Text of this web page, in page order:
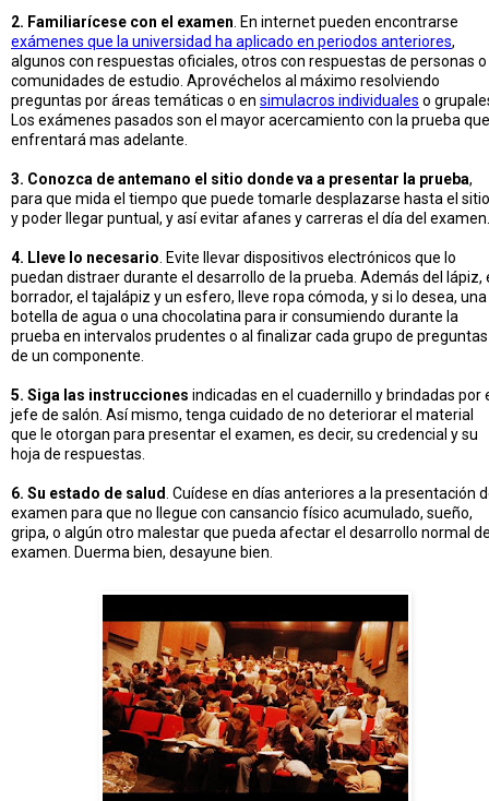
2. Familiarícese con el examen . En internet pueden encontrarse
exámenes que la universidad ha aplicado en periodos anteriores,
algunos con respuestas oficiales, otros con respuestas de personas o
comunidades de estudio. Aprovéchelos al máximo resolviendo
preguntas por áreas temáticas o en simulacros individuales o
Los exámenes pasados son el mayor acercamiento con la prueba que
enfrentará mas adelante.
3. Conozca de antemano el sitio donde va a presentar la prueba,
para que mida el tiempo que puede tomarle desplazarse hasta el sitio
y poder llegar puntual, y así evitar afanes y carreras el día del examen.
4. Lleve lo necesario . Evite llevar dispositivos electrónicos que lo
puedan distraer durante el desarrollo de la prueba. Además del lápiz,
borrador, el tajalápiz y un esfero, lleve ropa cómoda, y si lo desea, una
botella de agua o una chocolatina para ir consumiendo durante la
prueba en intervalos prudentes o al finalizar cada grupo de preguntas
de un componente.
5. Siga las instrucciones indicadas en el cuadernillo y brindadas por
jefe de salón. Así mismo, tenga cuidado de no deteriorar el material
que le otorgan para presentar el examen, es decir, su credencial y su
hoja de respuestas.
6. Su estado de salud . Cuídese en días anteriores a la presentación
examen para que no llegue con cansancio físico acumulado, sueño,
gripa, o algún otro malestar que pueda afectar el desarrollo normal
examen. Duerma bien, desayune bien.